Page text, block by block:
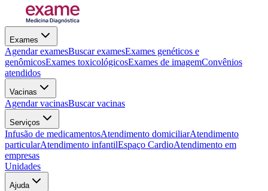
Exames
Agendar examesBuscar examesExames genéticos e
genômicosExames toxicológicosExames de imagemConvênios
atendidos
Vacinas
Agendar vacinasBuscar vacinas
Serviços
Infusão de medicamentosAtendimento domiciliarAtendimento
particularAtendimento infantilEspaço CardioAtendimento em
empresas
Unidades
Ajuda